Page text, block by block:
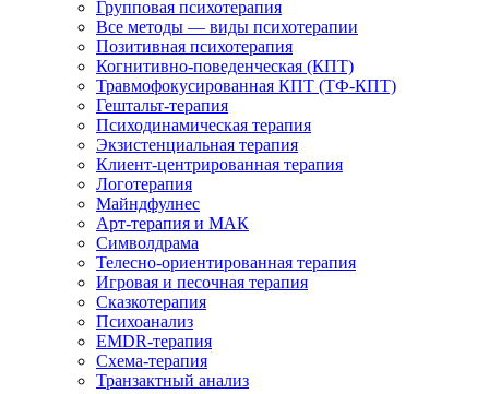
Групповая психотерапия
Все методы — виды психотерапии
Позитивная психотерапия
Когнитивно-поведенческая (КПТ)
Травмофокусированная КПТ (ТФ-КПТ)
Гештальт-терапия
Психодинамическая терапия
Экзистенциальная терапия
Клиент-центрированная терапия
Логотерапия
Майндфулнес
Арт-терапия и МАК
Символдрама
Телесно-ориентированная терапия
Игровая и песочная терапия
Сказкотерапия
Психоанализ
EMDR-терапия
Схема-терапия
Транзактный анализ